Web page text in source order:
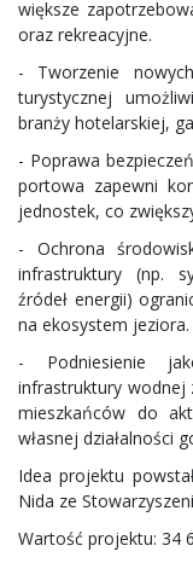
większe
oraz rekreacyjne.
- Tworzenie
turystycznej
branży hotelarskiej,
- Poprawa
portowa zapewni
jednostek, co
- Ochrona
infrastruktury (np.
źródeł energii)
na ekosystem jeziora.
- Podniesienie
infrastruktury wodnej
mieszkańców do
własnej działalności
Idea projektu
Nida ze
Wartość projektu: 34